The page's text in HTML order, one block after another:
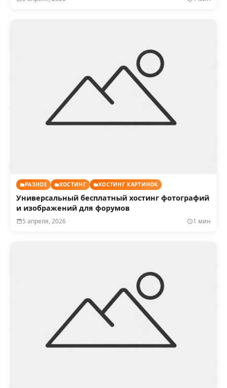
РАЗНОЕ ХОСТИНГ ХОСТИНГ КАРТИНОК
Универсальный бесплатный хостинг фотографий
и изображений для форумов
5 апреля, 2026 1 мин